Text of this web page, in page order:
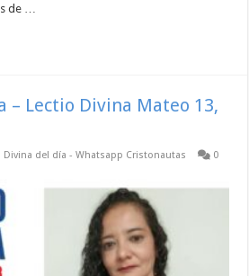
de …
– Lectio Divina Mateo 13,
Divina del día - Whatsapp Cristonautas 0